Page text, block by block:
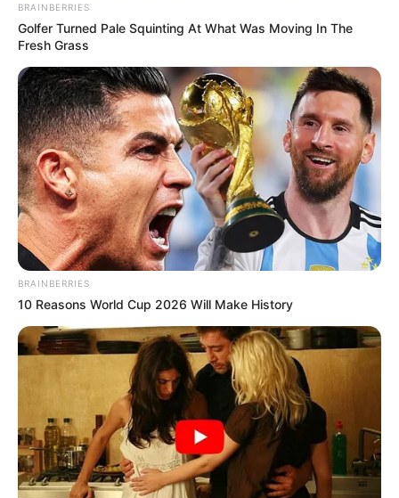
BRAINBERRIES
Golfer Turned Pale Squinting At What Was Moving In The
Fresh Grass
BRAINBERRIES
10 Reasons World Cup 2026 Will Make History